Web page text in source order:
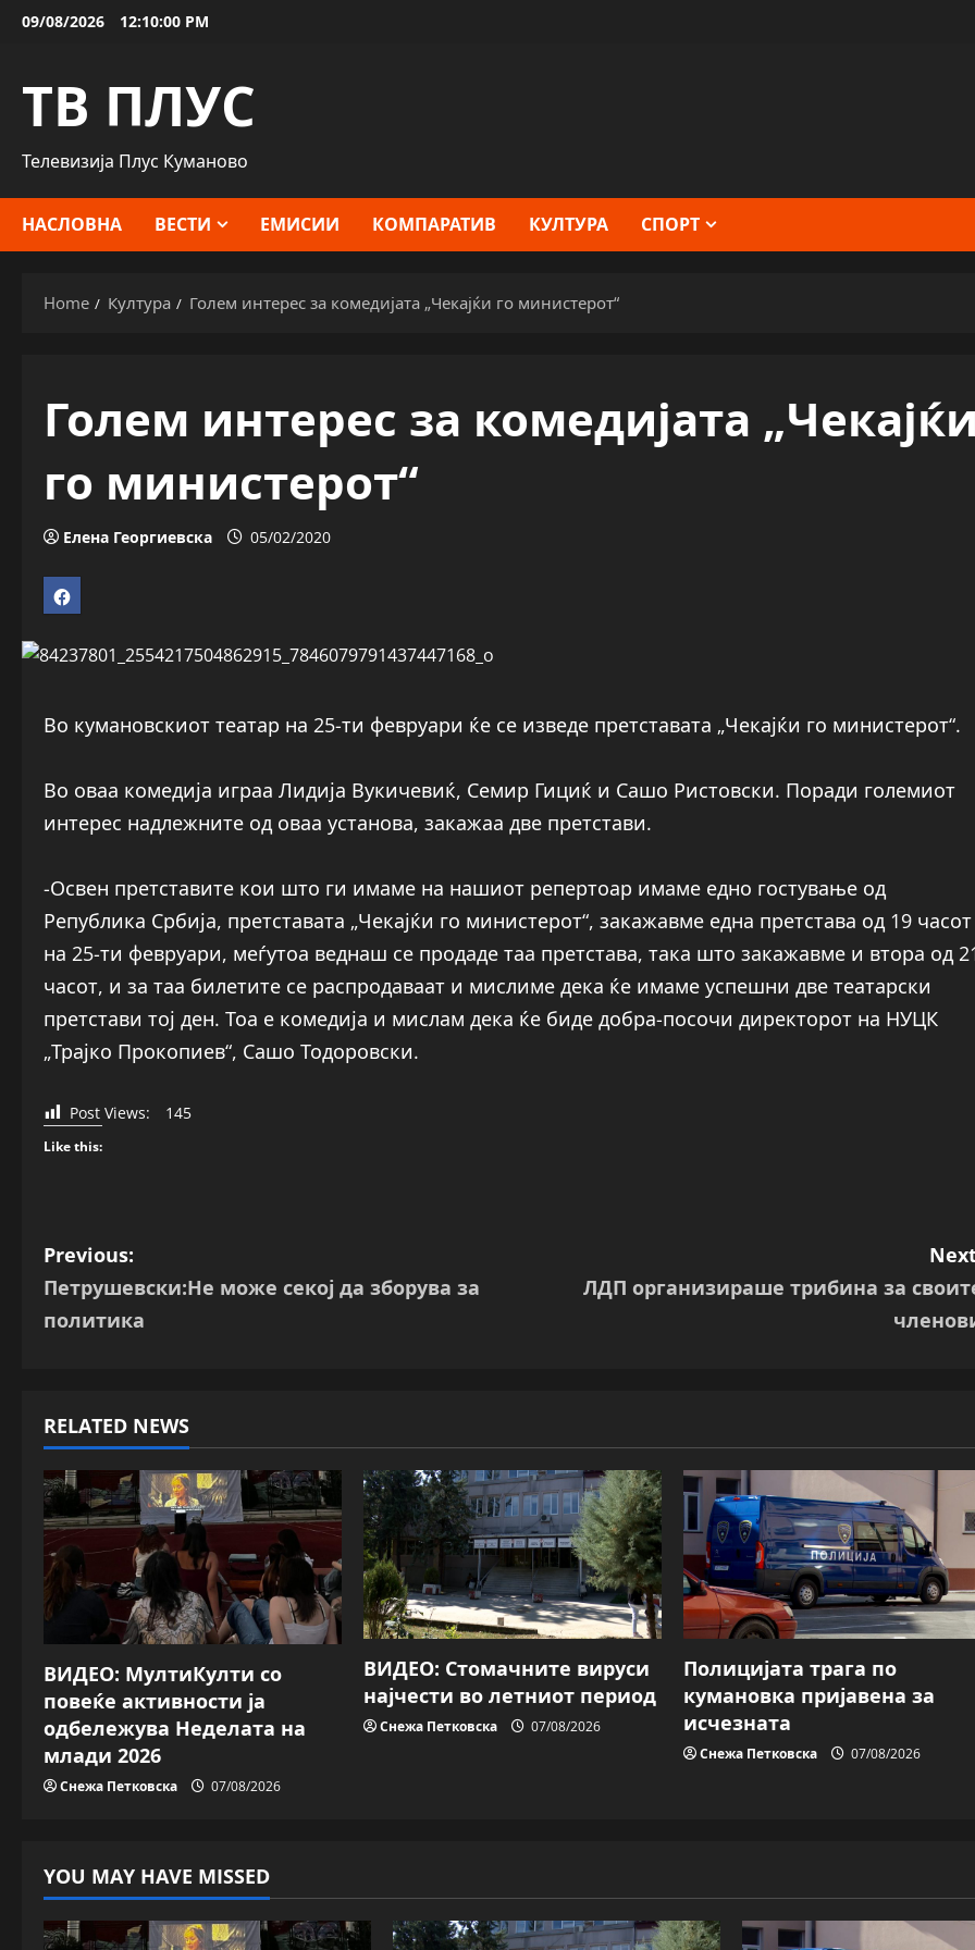
Skip09/08/2026 12:10:01 PM
ТВ ПЛУС
Телевизија Плус Куманово
НАСЛОВНА ВЕСТИ ЕМИСИИ КОМПАРАТИВ КУЛТУРА СПОРТ
Home Култура Голем интерес за комедијата „Чекајќи го министерот“
Голем интерес за комедијата
го министерот“
Елена Георгиевска 05/02/2020
Во кумановскиот театар на 25-ти февруари ќе се изведе претставата „Чекајќи го министерот“.
Во оваа комедија играа Лидија Вукичевиќ, Семир Гициќ и Сашо Ристовски. Поради големиот
интерес надлежните од оваа установа, закажаа две претстави.
-Освен претставите кои што ги имаме на нашиот репертоар имаме едно гостување од
Република Србија, претставата „Чекајќи го министерот“, закажавме една претстава од 19 часот
на 25-ти февруари, меѓутоа веднаш се продаде таа претстава, така што закажавме и втора од
часот, и за таа билетите се распродаваат и мислиме дека ќе имаме успешни две театарски
претстави тој ден. Тоа е комедија и мислам дека ќе биде добра-посочи директорот на НУЦК
„Трајко Прокопиев“, Сашо Тодоровски.
Post Views: 145
Like this:
P
o
n
a
v
i
g
a
t
i
Previous:
Петрушевски:Не може секој да зборува за
политика
ЛДП организираше трибина за
RELATED NEWS
ВИДЕО: МултиКулти со
повеќе активности ја
одбележува Неделата на
млади 2026
Снежа Петковска 07/08/2026
ВИДЕО: Стомачните вируси
најчести во летниот период
Снежа Петковска 07/08/2026
Полицијата трага пo
кумановка пријавена за
исчезната
Снежа Петковска 07/08/2026
YOU MAY HAVE MISSED